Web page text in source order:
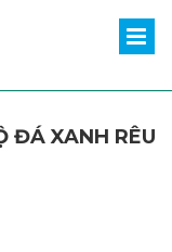
ĐÁ XANH RÊU